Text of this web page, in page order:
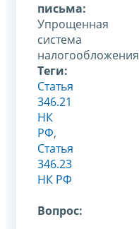
письма:
Упрощенная
система
налогообложения
Теги:
Статья
346.21
НК
РФ,
Статья
346.23
НК РФ
Вопрос: